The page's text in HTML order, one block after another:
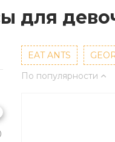
для
EAT ANTS
По популярности